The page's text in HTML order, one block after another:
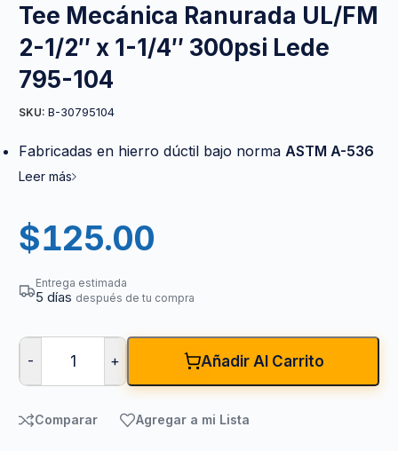
Tee Mecánica Ranurada UL/FM
2-1/2″ x 1-1/4″ 300psi Lede
795-104
SKU: B-30795104
Fabricadas en hierro dúctil bajo norma ASTM A-536
Leer más
$125.00
Entrega estimada
5 días después de tu compra
- + Añadir Al Carrito
Comparar Agregar a mi Lista